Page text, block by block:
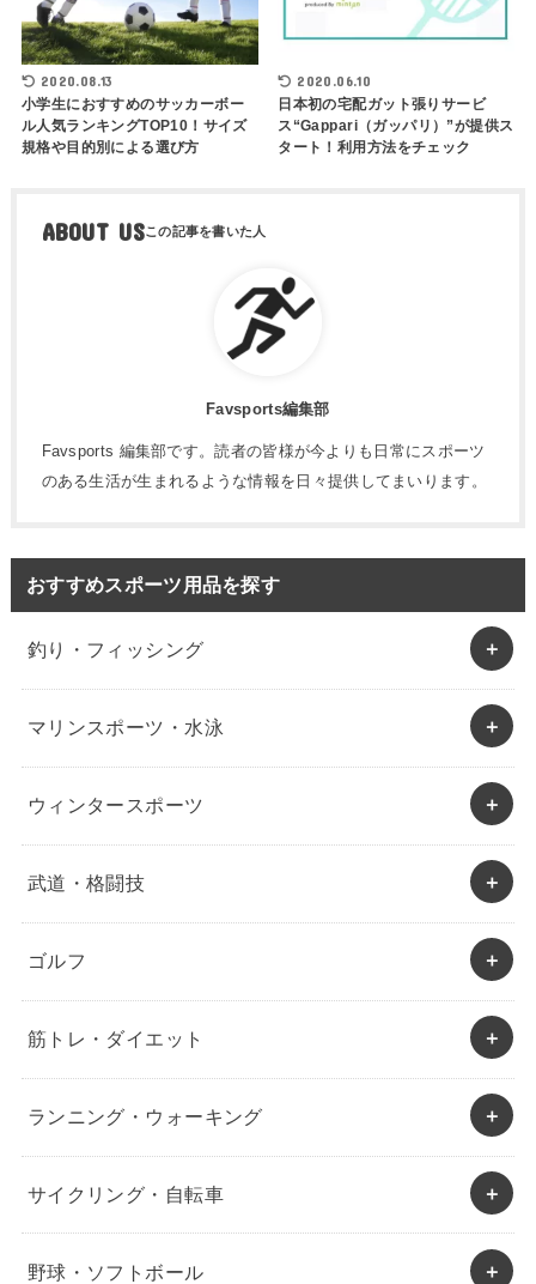
2020.08.13
小学生におすすめのサッカーボー
ル人気ランキングTOP10！サイズ
規格や目的別による選び方
2020.06.10
日本初の宅配ガット張りサービ
ス“Gappari（ガッパリ）”が提供ス
タート！利用方法をチェック
ABOUT US
Favsports編集部
Favsports 編集部です。読者の皆様が今よりも日常にスポーツ
のある生活が生まれるような情報を日々提供してまいります。
おすすめスポーツ用品を探す
釣り・フィッシング
マリンスポーツ・水泳
ウィンタースポーツ
武道・格闘技
ゴルフ
筋トレ・ダイエット
ランニング・ウォーキング
サイクリング・自転車
野球・ソフトボール